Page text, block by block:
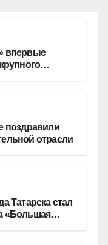
впервые
поздравили
отрасли
Татарска стал
«Большая